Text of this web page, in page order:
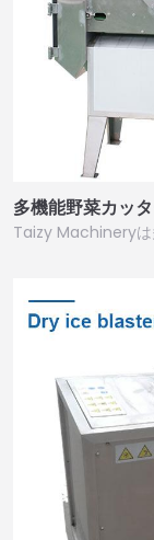
多機能野菜カッ
Taizy Machineryは